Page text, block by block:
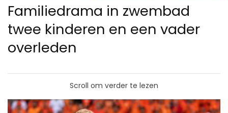
Familiedrama in zwembad
twee kinderen en een vader
overleden
Scroll om verder te lezen